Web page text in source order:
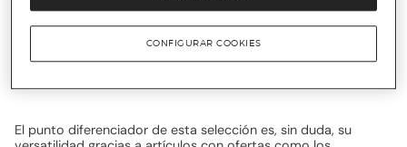
sumas a esta fórmula los atrayentes descuentos y calidad que
te ofrece nuestro outlet con los descuentos en zapatos de
El punto diferenciador de esta selección es, sin duda, su
CONFIGURAR COOKIES